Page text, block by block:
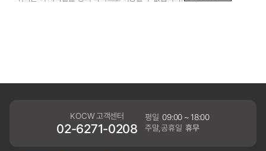
KOCW 고객센터
02-6271-0208
평일 09:00 ~ 18:00
주말,공휴일 휴무